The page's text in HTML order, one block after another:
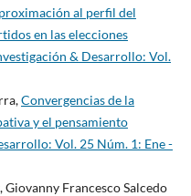
al perfil del
en las elecciones
& Desarrollo: Vol.
Convergencias de la
y el pensamiento
Vol. 25 Núm. 1: Ene -
Giovanny Francesco Salcedo